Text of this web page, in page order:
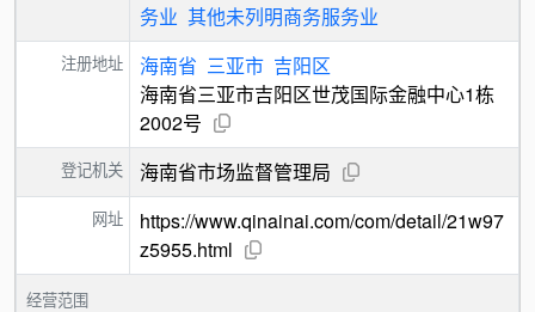
务业 其他未列明商务服务业
注册地址 海南省 三亚市 吉阳区
海南省三亚市吉阳区世茂国际金融中心1栋
2002号
登记机关 海南省市场监督管理局
网址
https://www.qinainai.com/com/detail/21w97
z5955.html
经营范围